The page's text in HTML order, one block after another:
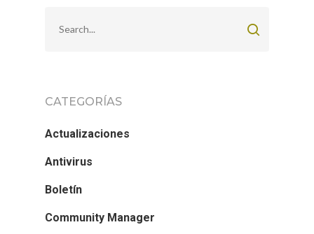
CATEGORÍAS
Actualizaciones
Antivirus
Boletín
Community Manager